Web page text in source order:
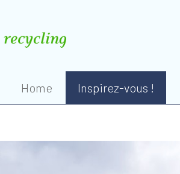
Home Inspirez-vous !